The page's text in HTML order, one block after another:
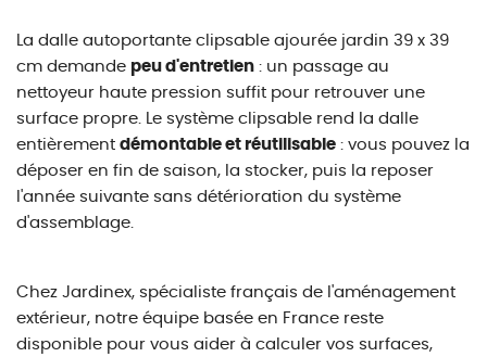
La dalle autoportante clipsable ajourée jardin 39 x 39
cm demande peu d'entretien : un passage au
nettoyeur haute pression suffit pour retrouver une
surface propre. Le système clipsable rend la dalle
entièrement démontable et réutilisable : vous pouvez la
déposer en fin de saison, la stocker, puis la reposer
l'année suivante sans détérioration du système
d'assemblage.
Chez Jardinex, spécialiste français de l'aménagement
extérieur, notre équipe basée en France reste
disponible pour vous aider à calculer vos surfaces,